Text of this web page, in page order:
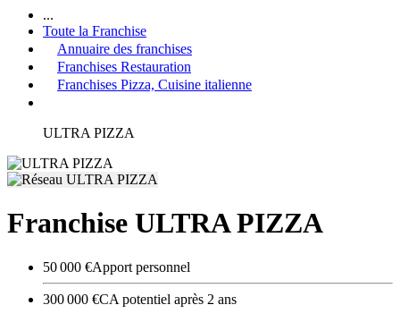
...
Toute la Franchise
Annuaire des franchises
Franchises Restauration
Franchises Pizza, Cuisine italienne
ULTRA PIZZA
Franchise ULTRA PIZZA
50 000 €Apport personnel
300 000 €CA potentiel après 2 ans